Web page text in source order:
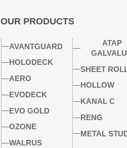
OUR PRODUCTS
AVANTGUARD
HOLODECK
AERO
EVODECK
EVO GOLD
OZONE
WALRUS
ATAP
SHEET
HOLLOW
KANAL C
RENG
METAL